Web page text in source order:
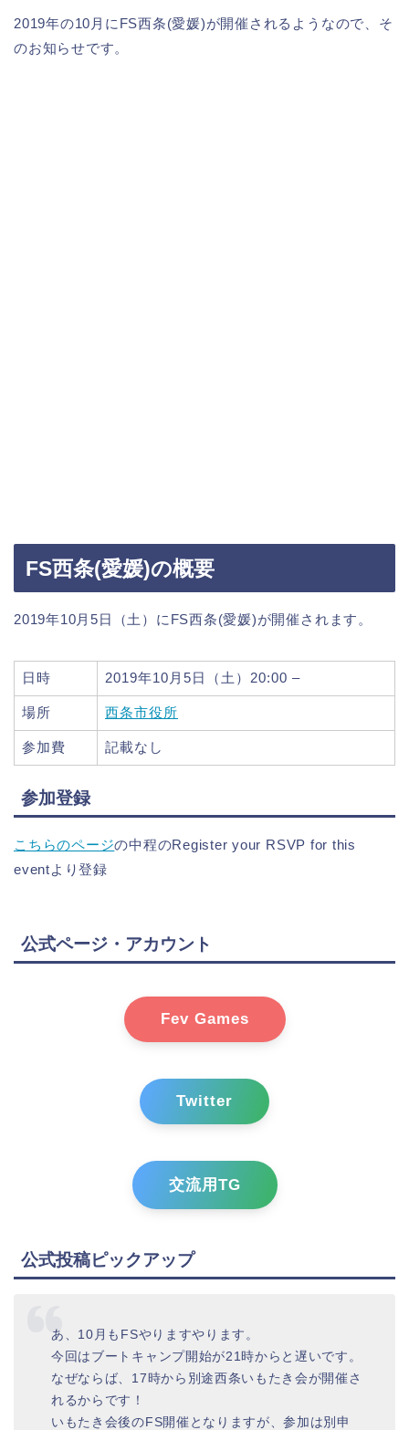
2019年の10月にFS西条(愛媛)が開催されるようなので、そ
のお知らせです。
FS西条(愛媛)の概要
2019年10月5日（土）にFS西条(愛媛)が開催されます。
日時 2019年10月5日（土）20:00 –
場所 西条市役所
参加費 記載なし
参加登録
こちらのページの中程のRegister your RSVP for this
eventより登録
公式ページ・アカウント
Fev Games
Twitter
交流用TG
公式投稿ピックアップ
あ、10月もFSやりますやります。
今回はブートキャンプ開始が21時からと遅いです。
なぜならば、17時から別途西条いもたき会が開催さ
れるからです！
いもたき会後のFS開催となりますが、参加は別申